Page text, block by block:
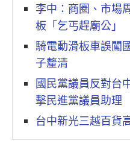
李中：商圈、市場
板「乞丐趕廟公」
騎電動滑板車誤闖
子釐清
國民黨議員反對台
擊民進黨議員助理
台中新光三越百貨